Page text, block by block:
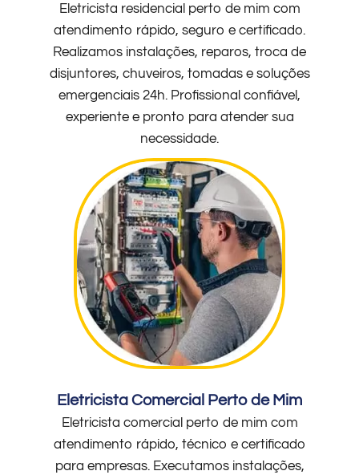
Eletricista residencial perto de mim com
atendimento rápido, seguro e certificado.
Realizamos instalações, reparos, troca de
disjuntores, chuveiros, tomadas e soluções
emergenciais 24h. Profissional confiável,
experiente e pronto para atender sua
necessidade.
Eletricista Comercial Perto de Mim
Eletricista comercial perto de mim com
atendimento rápido, técnico e certificado
para empresas. Executamos instalações,